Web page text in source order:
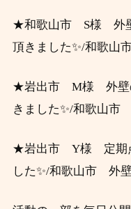
★和歌山市 S様 外壁
頂きました✨/和歌
★岩出市 M様 外壁
きました✨/和歌山
★岩出市 Y様 定期点
した✨/和歌山市 外